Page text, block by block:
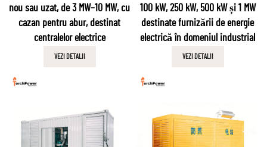
nou sau uzat, de 3 MW–10 MW, cu
cazan pentru abur, destinat
centralelor electrice
VEZI DETALII
100 kW, 250 kW, 500 kW și 1 MW
destinate furnizării de energie
electrică în domeniul industrial
VEZI DETALII